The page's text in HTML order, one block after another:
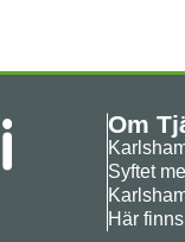
Om
Syftet
Här